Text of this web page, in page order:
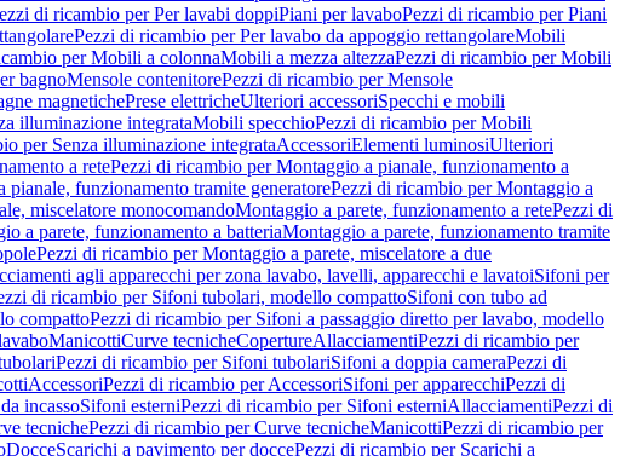
di ricambio per Per lavabi doppiPiani per lavaboPezzi di ricambio per Piani
Pezzi di ricambio per Per lavabo da appoggio rettangolareMobili
per Mobili a colonnaMobili a mezza altezzaPezzi di ricambio per Mobili
bagnoMensole contenitorePezzi di ricambio per Mensole
magnetichePrese elettricheUlteriori accessoriSpecchi e mobili
illuminazione integrataMobili specchioPezzi di ricambio per Mobili
per Senza illuminazione integrataAccessoriElementi luminosiUlteriori
a retePezzi di ricambio per Montaggio a pianale, funzionamento a
pianale, funzionamento tramite generatorePezzi di ricambio per Montaggio a
miscelatore monocomandoMontaggio a parete, funzionamento a retePezzi di
a parete, funzionamento a batteriaMontaggio a parete, funzionamento tramite
Pezzi di ricambio per Montaggio a parete, miscelatore a due
agli apparecchi per zona lavabo, lavelli, apparecchi e lavatoiSifoni per
di ricambio per Sifoni tubolari, modello compattoSifoni con tubo ad
compattoPezzi di ricambio per Sifoni a passaggio diretto per lavabo, modello
ManicottiCurve tecnicheCopertureAllacciamentiPezzi di ricambio per
Pezzi di ricambio per Sifoni tubolariSifoni a doppia cameraPezzi di
AccessoriPezzi di ricambio per AccessoriSifoni per apparecchiPezzi di
incassoSifoni esterniPezzi di ricambio per Sifoni esterniAllacciamentiPezzi di
tecnichePezzi di ricambio per Curve tecnicheManicottiPezzi di ricambio per
DocceScarichi a pavimento per doccePezzi di ricambio per Scarichi a